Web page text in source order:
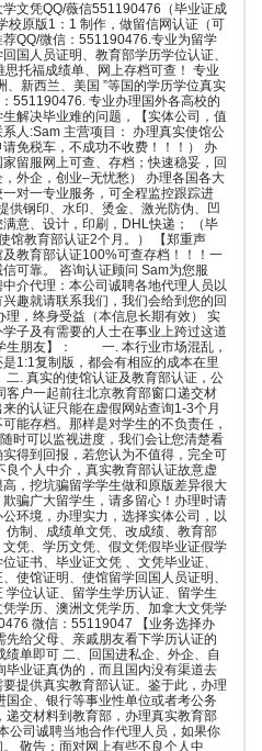
文凭QQ/薇信551190476（毕业证成
校原版1：1 制作，做留信网认证（可
QQ/微信：551190476.专业为留学
国人员证明、教育部学历学位认证、
托福成绩单、网上存档可查！ 专业
、新西兰、美国 ”等国的学历学位真实
551190476. 专业办理国外各高校的
解决毕业难的问题，【实体公司，值
人:Sam 主营项目： 办理真实使馆公
免税车，不成功不收费！！！） 办
留服网上可查、存档；快速稳妥，回
外企，创业–无忧愁） 办理各国各大
对一专业服务，可全程监控跟踪进
供钢印、水印、烫金、激光防伪、凹
意、设计，印刷，DHL快递； （毕
馆教育部认证2个月。） 【郑重声
教育部认证100%可查存档！！！一
可靠。 咨询认证顾问 Sam为您服
介代理：本公司诚聘各地代理人员以
趣就请联系我们，我们会给到您的回
，终身受益（本信息长期有效） 实
子及有需要的人士在事业上跨过这道
生朋友】： 一. 本行业市场混乱，
1:1复制版，都会有相应的成本在里
真实的使馆认证及教育部认证，公
户一起前往北京教育部窗口递交材
的认证只能在虚假网站查询1-3个月
能存档。那样是对学生的不负责任，
可以监视进度，我们会让您清楚看
得到回报，若您认为不值得，完全可
良个人中介，真实教育部认证故意虚
，挖坑骗留学学生做和原版差异很大
骗广大留学生，请多留心！办理时请
环境，办理实力，选择实体公司，以
仿制、成绩单文凭、改成绩、教育部
凭、学历文凭、假文凭假毕业证假学
证书、毕业证文凭 、文凭毕业证、
使馆证明、使馆留学回国人员证明、
位认证、留学生学历认证、留学生
学历、澳洲文凭学历、加拿大文凭学
微信：55119047 【业务选择办
给父母、亲戚朋友看下学历认证的
单即可 二、回国进私企、外企、自
业证真伪的，而且国内没有渠道去
提供真实教育部认证。鉴于此，办理
企、银行等事业性单位或者考公务
递交材料到教育部，办理真实教育部
公司诚聘当地合作代理人员，如果你
敬告：面对网上有些不良个人中